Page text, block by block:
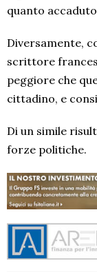
quanto
Diversamente,
scrittore
peggiore che
cittadino, e
Di un simile
forze politiche.